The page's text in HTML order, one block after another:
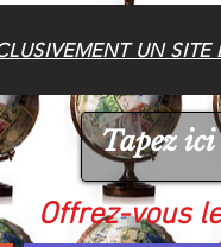
UN
Offrez-vous